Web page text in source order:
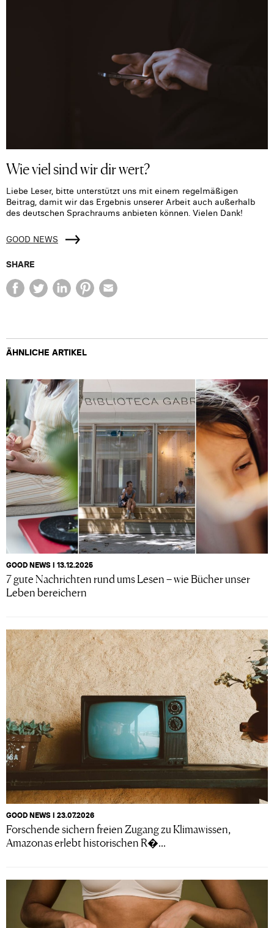
Wie viel sind wir dir wert?
Liebe Leser, bitte unterstützt uns mit einem regelmäßigen
Beitrag, damit wir das Ergebnis unserer Arbeit auch außerhalb
des deutschen Sprachraums anbieten können. Vielen Dank!
GOOD NEWS
SHARE
ÄHNLICHE ARTIKEL
GOOD NEWS I 13.12.2025
7 gute Nachrichten rund ums Lesen – wie Bücher unser
Leben bereichern
GOOD NEWS I 23.07.2026
Forschende sichern freien Zugang zu Klimawissen,
Amazonas erlebt historischen R�...